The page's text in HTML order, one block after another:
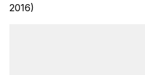
2016)